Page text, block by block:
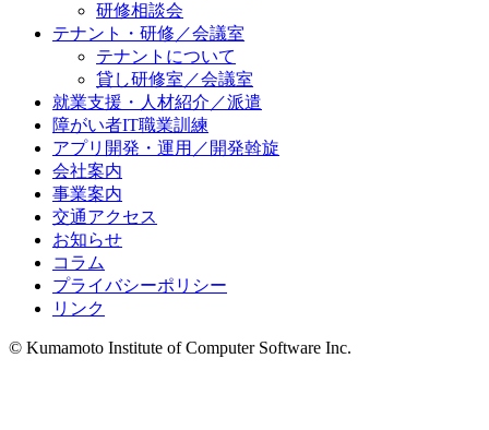
研修相談会
テナント・研修／会議室
テナントについて
貸し研修室／会議室
就業支援・人材紹介／派遣
障がい者IT職業訓練
アプリ開発・運用／開発斡旋
会社案内
事業案内
交通アクセス
お知らせ
コラム
プライバシーポリシー
リンク
© Kumamoto Institute of Computer Software Inc.